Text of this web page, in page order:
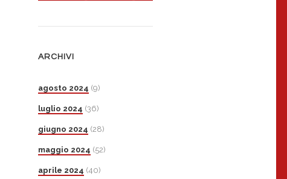
ARCHIVI
agosto 2024 (9)
luglio 2024 (36)
giugno 2024 (28)
maggio 2024 (52)
aprile 2024 (40)